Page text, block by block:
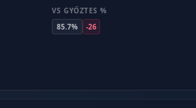
VS GYŐZTES %
85.7%
-26